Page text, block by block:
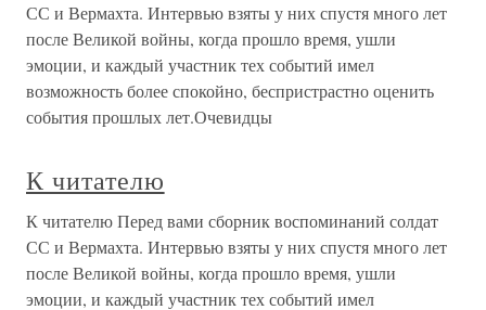
СС и Вермахта. Интервью взяты у них спустя много лет
после Великой войны, когда прошло время, ушли
эмоции, и каждый участник тех событий имел
возможность более спокойно, беспристрастно оценить
события прошлых лет.Очевидцы
К читателю
К читателю Перед вами сборник воспоминаний солдат
СС и Вермахта. Интервью взяты у них спустя много лет
после Великой войны, когда прошло время, ушли
эмоции, и каждый участник тех событий имел